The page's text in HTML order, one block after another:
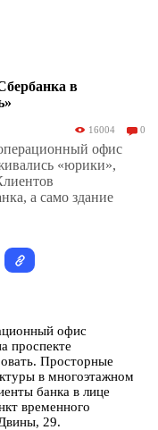
в
16004 0
офис
«юрики»,
а само здание
офис
проспекте
Просторные
в многоэтажном
банка в лице
временного
29.